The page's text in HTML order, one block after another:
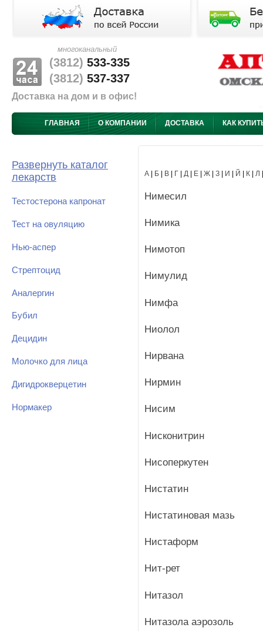
многоканальный
(3812) 533-335
(3812) 537-337
Доставка на дом и в офис!
ГЛАВНАЯ О КОМПАНИИ ДОСТАВКА КАК
Развернуть каталог
лекарств
Тестостерона капронат
Тест на овуляцию
Нью-аспер
Стрептоцид
Аналергин
Бубил
Децидин
Молочко для лица
Дигидрокверцетин
Нормакер
А Б В Г Д Е Ж З И Й К Л
Нимесил
Нимика
Нимотоп
Нимулид
Нимфа
Ниолол
Нирвана
Нирмин
Нисим
Нисконитрин
Нисоперкутен
Нистатин
Нистатиновая мазь
Нистаформ
Нит-рет
Нитазол
Нитазола аэрозоль